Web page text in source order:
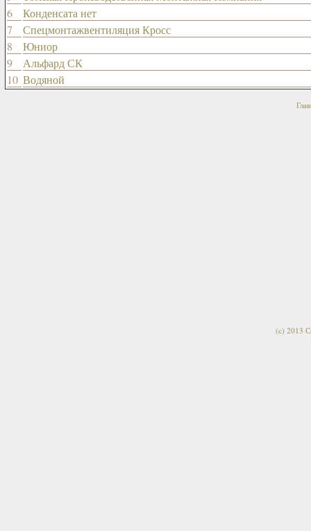
6
Конденсата нет
7
Спецмонтажвентиляция Кросс
8
Юниор
9
Альфард СК
10 Водяной
(c) 2013